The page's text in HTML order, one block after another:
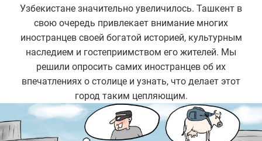
Узбекистане значительно увеличилось. Ташкент в
свою очередь привлекает внимание многих
иностранцев своей богатой историей, культурным
наследием и гостеприимством его жителей. Мы
решили опросить самих иностранцев об их
впечатлениях о столице и узнать, что делает этот
город таким цепляющим.